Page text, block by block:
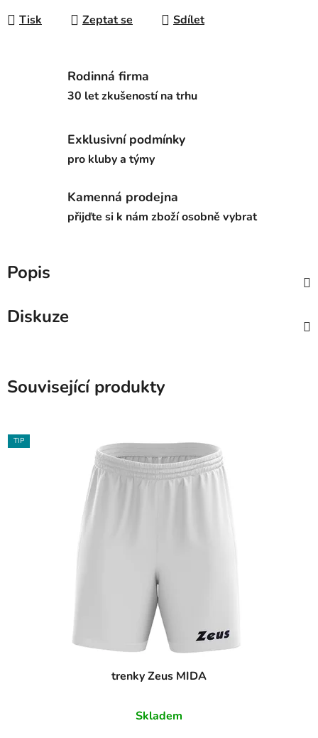
Tisk Zeptat se Sdílet
Rodinná firma
30 let zkušeností na trhu
Exklusivní podmínky
pro kluby a týmy
Kamenná prodejna
přijďte si k nám zboží osobně vybrat
Popis
Diskuze
Související produkty
TIP
trenky Zeus MIDA
Skladem